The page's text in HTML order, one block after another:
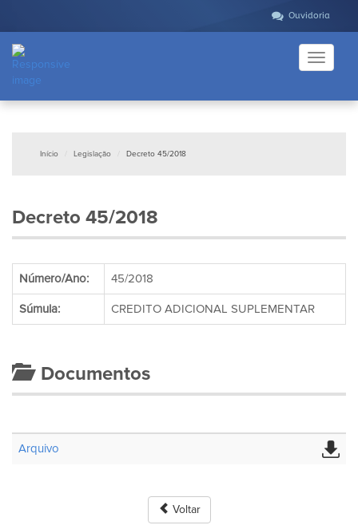
Ouvidoria
Toggle
Início Legislação Decreto 45/2018
Decreto 45/2018
Número/Ano: 45/2018
Súmula: CREDITO ADICIONAL SUPLEMENTAR
Documentos
Arquivo
Voltar